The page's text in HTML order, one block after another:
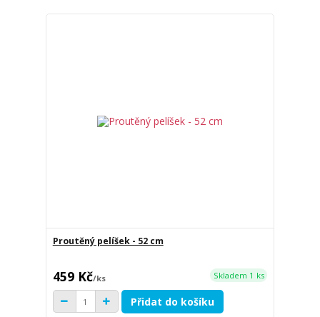
Proutěný pelíšek - 52 cm
459 Kč/ks Skladem 1 ks
Přidat do košíku